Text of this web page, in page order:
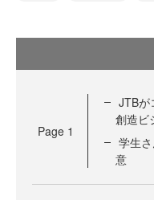
Page 1
JTBが
創造ビ
学生
意